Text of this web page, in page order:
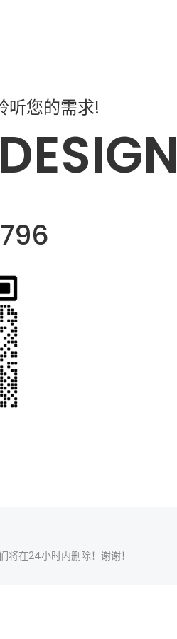
听您的需求!
将在24小时内删除！谢谢！